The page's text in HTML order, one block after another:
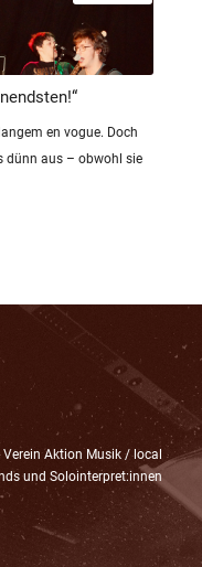
en vogue. Doch
dünn aus – obwohl sie
Aktion Musik / local
und Solointerpret:innen